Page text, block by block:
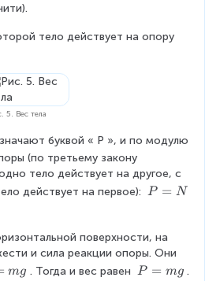
тело действует на опору
5. Вес тела
буквой « P », и по модулю
(по третьему закону
тело действует на другое, с
действует на первое): P
P = N
поверхности, на
и сила реакции опоры. Они
mg . Тогда и вес равен P
P = mg .